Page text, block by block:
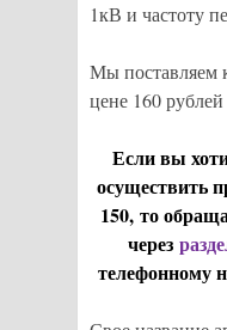
1кВ и частоту
Мы поставляем
цене 160
Если вы
осуществить
150, то
через
телефонному